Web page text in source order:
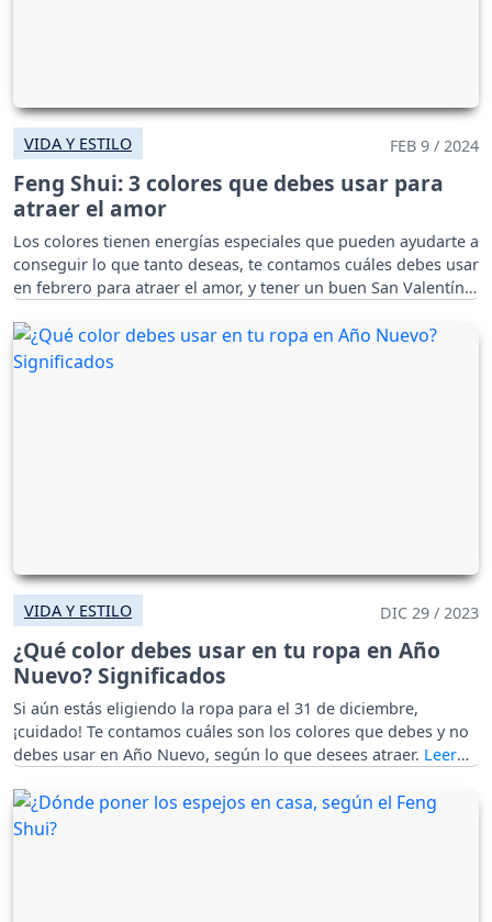
VIDA Y ESTILO FEB 9 / 2024
Feng Shui: 3 colores que debes usar para
atraer el amor
Los colores tienen energías especiales que pueden ayudarte a
conseguir lo que tanto deseas, te contamos cuáles debes usar
en febrero para atraer el amor, y tener un buen San Valentín.
VIDA Y ESTILO DIC 29 / 2023
¿Qué color debes usar en tu ropa en Año
Nuevo? Significados
Si aún estás eligiendo la ropa para el 31 de diciembre,
¡cuidado! Te contamos cuáles son los colores que debes y no
debes usar en Año Nuevo, según lo que desees atraer.